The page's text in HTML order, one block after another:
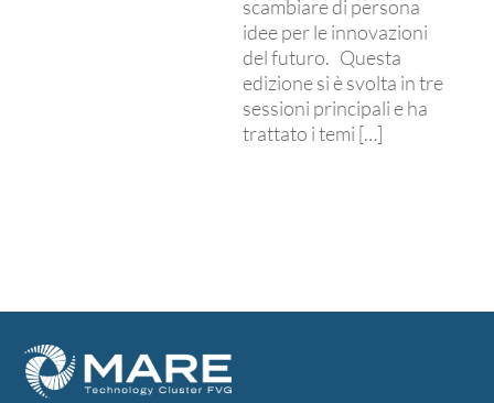
scambiare di persona
idee per le innovazioni
del futuro. Questa
edizione si è svolta in tre
sessioni principali e ha
trattato i temi […]